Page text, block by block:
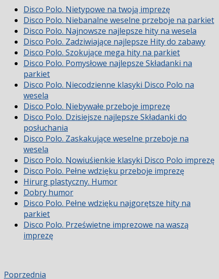
Disco Polo. Nietypowe na twoją imprezę
Disco Polo. Niebanalne weselne przeboje na parkiet
Disco Polo. Najnowsze najlepsze hity na wesela
Disco Polo. Zadziwiające najlepsze Hity do zabawy
Disco Polo. Szokujące mega hity na parkiet
Disco Polo. Pomysłowe najlepsze Składanki na
parkiet
Disco Polo. Niecodzienne klasyki Disco Polo na
wesela
Disco Polo. Niebywałe przeboje imprezę
Disco Polo. Dzisiejsze najlepsze Składanki do
posłuchania
Disco Polo. Zaskakujące weselne przeboje na
wesela
Disco Polo. Nowiuśienkie klasyki Disco Polo imprezę
Disco Polo. Pełne wdzięku przeboje imprezę
Hirurg plastyczny. Humor
Dobry humor
Disco Polo. Pełne wdzięku najgorętsze hity na
parkiet
Disco Polo. Prześwietne imprezowe na waszą
imprezę
Poprzednia